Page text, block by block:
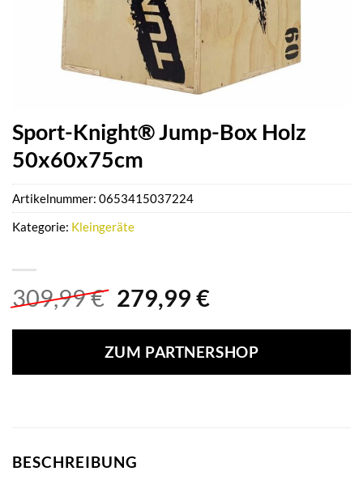
Sport-Knight® Jump-Box Holz
50x60x75cm
309,99€ Ursprünglicher
war:
309,99 €
279,99 €Aktueller
ist:
279,99 €.
ZUM PARTNERSHOP
Artikelnummer: 0653415037224
Kategorie: Kleingeräte
BESCHREIBUNG